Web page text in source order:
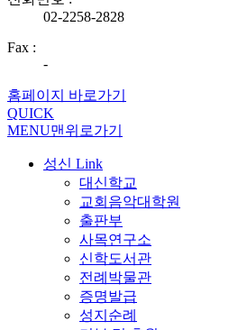
02-2258-2828
Fax :
-
홈페이지 바로가기
QUICK
MENU맨위로가기
성신 Link
대신학교
교회음악대학원
출판부
사목연구소
신학도서관
전례박물관
증명발급
성지순례